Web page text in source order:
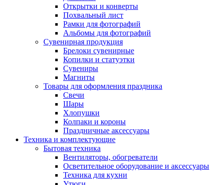
Открытки и конверты
Похвальный лист
Рамки для фотографий
Альбомы для фотографий
Сувенирная продукция
Брелоки сувенирные
Копилки и статуэтки
Сувениры
Магниты
Товары для оформления праздника
Свечи
Шары
Хлопушки
Колпаки и короны
Праздничные аксессуары
Техника и комплектующие
Бытовая техника
Вентиляторы, обогреватели
Осветительное оборудование и аксессуары
Техника для кухни